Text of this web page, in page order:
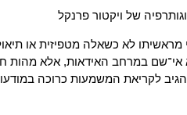
של ויקטור פרנקל
לא כשאלה מטפיזית או
במרחב האידאות, אלא מהות
לקריאת המשמעות כרוכה במודעות